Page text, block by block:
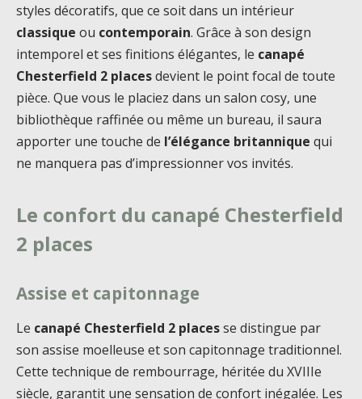
styles décoratifs, que ce soit dans un intérieur
classique ou contemporain. Grâce à son design
intemporel et ses finitions élégantes, le canapé
Chesterfield 2 placesdevient le point focal de toute
pièce. Que vous le placiez dans un salon cosy, une
bibliothèque raffinée ou même un bureau, il saura
apporter une touche de l’élégance britannique qui
ne manquera pas d’impressionner vos invités.
Le confort du canapé Chesterfield
2 places
Assise et capitonnage
Le canapé Chesterfield 2 placesse distingue par
son assise moelleuse et son capitonnage traditionnel.
Cette technique de rembourrage, héritée du XVIIIe
siècle, garantit une sensation de confort inégalée. Les